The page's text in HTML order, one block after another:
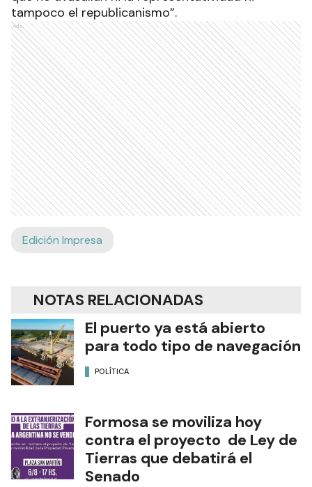
tampoco el republicanismo”.
Ads
Edición Impresa
NOTAS RELACIONADAS
El puerto ya está abierto
para todo tipo de navegación
POLÍTICA
Formosa se moviliza hoy
contra el proyecto de Ley de
Tierras que debatirá el
Senado